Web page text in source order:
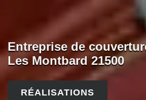
Entreprise de
Les Montbard 21500
RÉALISATIONS